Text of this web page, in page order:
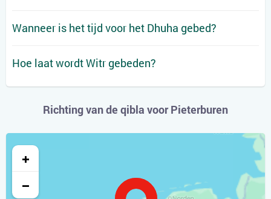
Wanneer is het tijd voor het Dhuha gebed?
Hoe laat wordt Witr gebeden?
Richting van de qibla voor Pieterburen
+
−